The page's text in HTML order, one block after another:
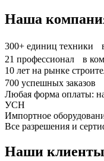
Наша
300+ единиц техники
21 профессионал в
10 лет на рынке
700 успешных заказов
Любая форма оплаты:
УСН
Импортное
Все разрешения и
Наши клиенты